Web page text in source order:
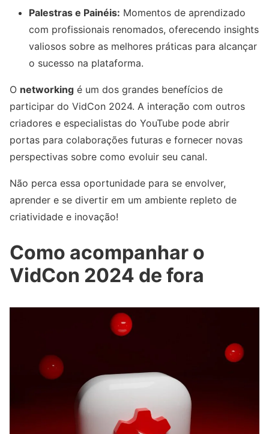
Palestras e Painéis: Momentos de aprendizado
com profissionais renomados, oferecendo insights
valiosos sobre as melhores práticas para alcançar
o sucesso na plataforma.
O networking é um dos grandes benefícios de
participar do VidCon 2024. A interação com outros
criadores e especialistas do YouTube pode abrir
portas para colaborações futuras e fornecer novas
perspectivas sobre como evoluir seu canal.
Não perca essa oportunidade para se envolver,
aprender e se divertir em um ambiente repleto de
criatividade e inovação!
Como acompanhar o
VidCon 2024 de fora